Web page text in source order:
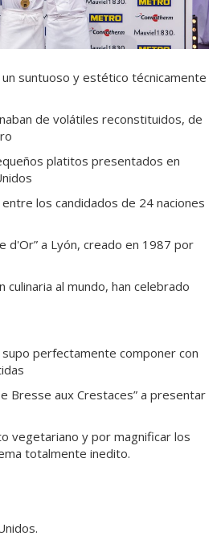
suntuoso y estético técnicamente
de volátiles reconstituidos, de
platitos presentados en
los candidados de 24 naciones
d'Or” a Lyón, creado en 1987 por
al mundo, han celebrado
perfectamente componer con
Bresse aux Crestaces” a presentar
vegetariano y por magnificar los
totalmente inedito.